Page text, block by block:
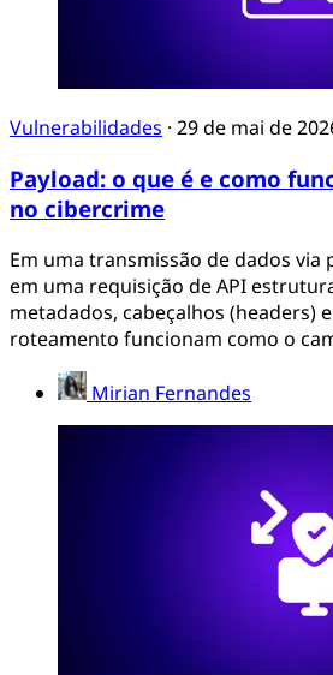
Vulnerabilidades · 29 de mai de
Payload: o que é e como
no cibercrime
Em uma transmissão de dados via
em uma requisição de API
metadados, cabeçalhos (headers)
roteamento funcionam como o
Mirian Fernandes